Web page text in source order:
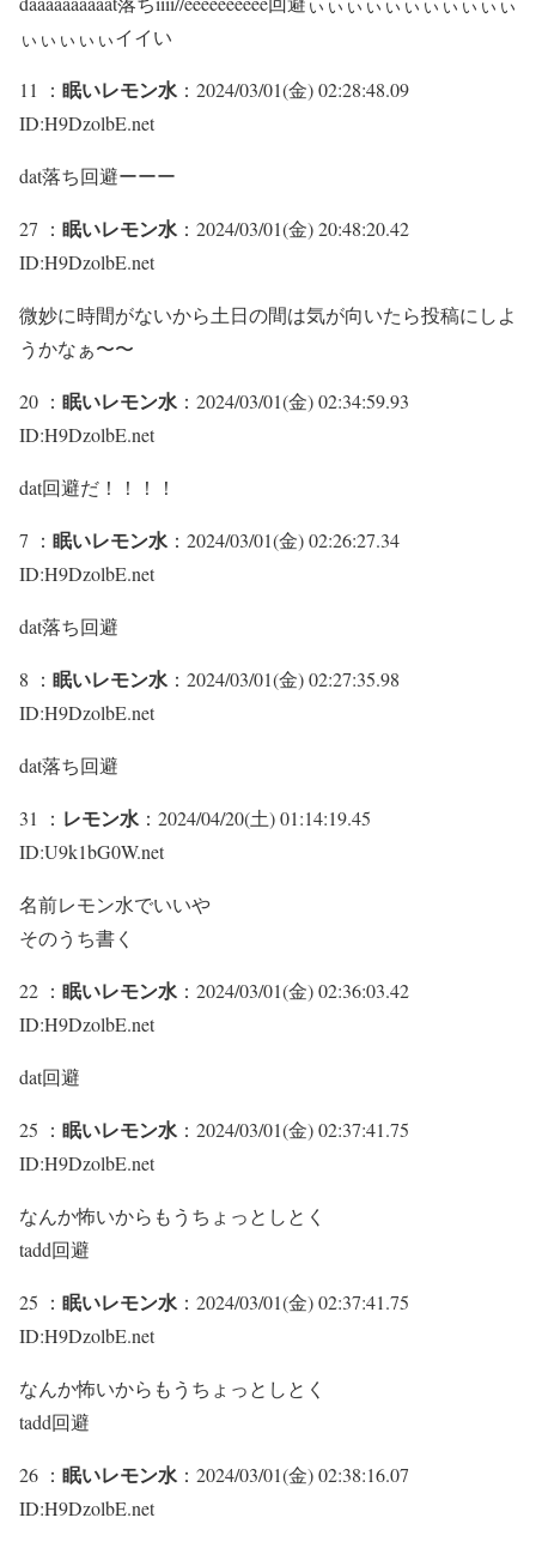
ぃぃぃぃぃイイい
11 ： 眠いレモン水 ：2024/03/01(金) 02:28:48.09
ID:H9DzolbE.net
dat落ち回避ーーー
27 ： 眠いレモン水 ：2024/03/01(金) 20:48:20.42
ID:H9DzolbE.net
微妙に時間がないから土日の間は気が向いたら投稿にしよ
うかなぁ〜〜
20 ： 眠いレモン水 ：2024/03/01(金) 02:34:59.93
ID:H9DzolbE.net
dat回避だ！！！！
7 ： 眠いレモン水 ：2024/03/01(金) 02:26:27.34
ID:H9DzolbE.net
dat落ち回避
8 ： 眠いレモン水 ：2024/03/01(金) 02:27:35.98
ID:H9DzolbE.net
dat落ち回避
31 ： レモン水 ：2024/04/20(土) 01:14:19.45
ID:U9k1bG0W.net
名前レモン水でいいや
そのうち書く
22 ： 眠いレモン水 ：2024/03/01(金) 02:36:03.42
ID:H9DzolbE.net
dat回避
25 ： 眠いレモン水 ：2024/03/01(金) 02:37:41.75
ID:H9DzolbE.net
なんか怖いからもうちょっとしとく
tadd回避
25 ： 眠いレモン水 ：2024/03/01(金) 02:37:41.75
ID:H9DzolbE.net
なんか怖いからもうちょっとしとく
tadd回避
26 ： 眠いレモン水 ：2024/03/01(金) 02:38:16.07
ID:H9DzolbE.net